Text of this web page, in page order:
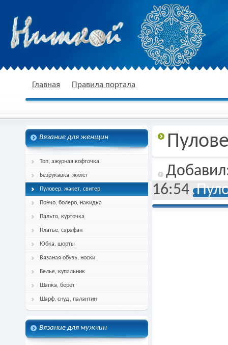
спицами, схема и описание
Главная Правила портала
Вязание для женщин
Топ, ажурная кофточка
Безрукавка, жилет
Пуловер, жакет, свитер
Пончо, болеро, накидка
Пальто, курточка
Платье, сарафан
Юбка, шорты
Вязаная обувь, носки
Белье, купальник
Шапка, берет
Шарф, снуд, палантин
Вязание для мужчин
16:54